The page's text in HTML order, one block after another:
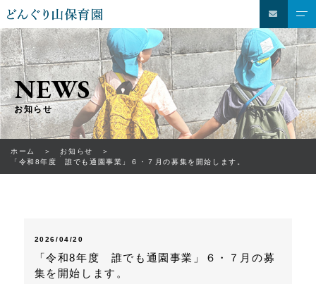
NEWS
お知らせ
ホーム
お知らせ
「令和8年度 誰でも通園事業」６・７月の募集を開始します。
2026/04/20
「令和8年度 誰でも通園事業」６・７月の募
集を開始します。